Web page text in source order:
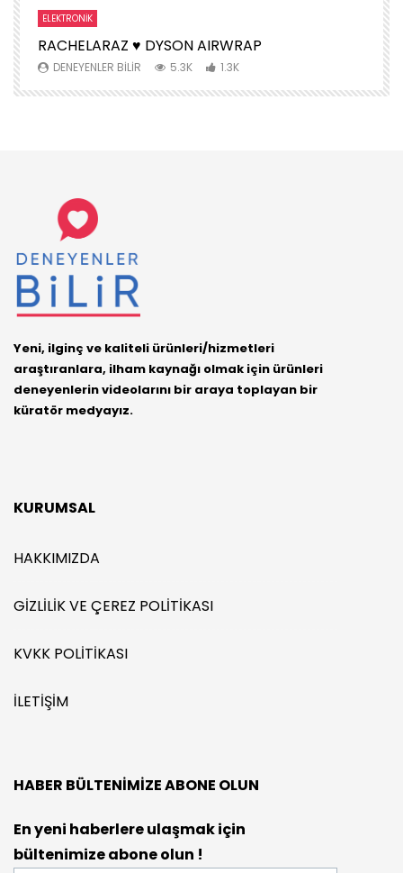
ELEKTRONIK
RACHELARAZ ♥️ DYSON AIRWRAP
DENEYENLER BILIR 5.3K 1.3K
Yeni, ilginç ve kaliteli ürünleri/hizmetleri
araştıranlara, ilham kaynağı olmak için ürünleri
deneyenlerin videolarını bir araya toplayan bir
küratör medyayız.
KURUMSAL
HAKKIMIZDA
GIZLILIK VE ÇEREZ POLITIKASI
KVKK POLITIKASI
İLETIŞIM
HABER BÜLTENIMIZE ABONE OLUN
En yeni haberlere ulaşmak için
bültenimize abone olun !